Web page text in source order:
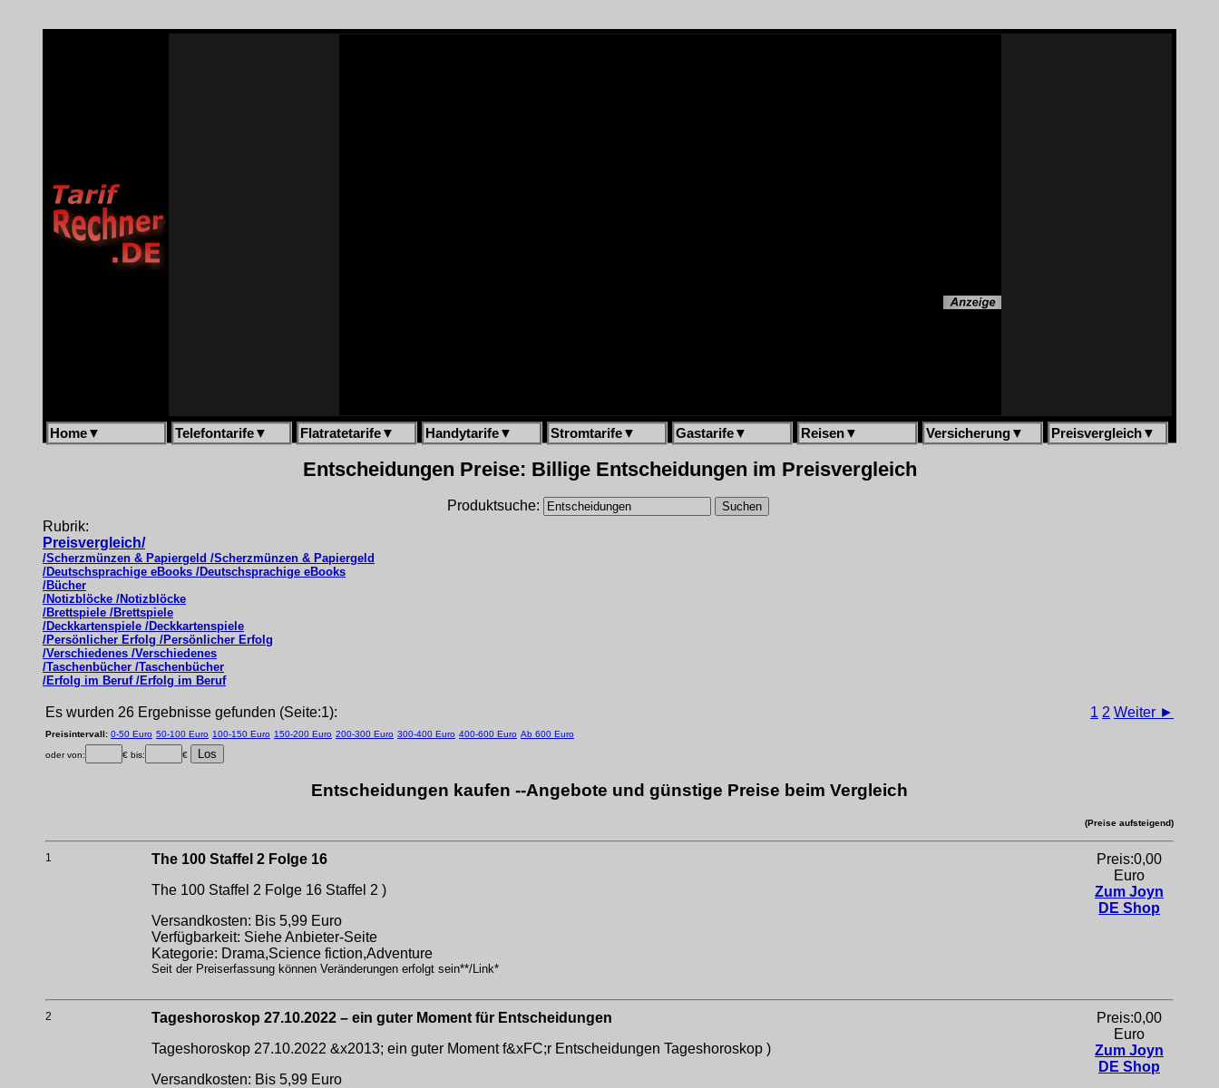
Home▼ Telefontarife▼ Flatratetarife▼ Handytarife▼ Stromtarife▼ Gastarife▼ Reisen▼ Versicherung▼ Preisvergleich▼
Entscheidungen Preise: Billige Entscheidungen im Preisvergleich
Produktsuche:
Rubrik:
Preisvergleich/
/Scherzmünzen & Papiergeld /Scherzmünzen & Papiergeld
/Deutschsprachige eBooks /Deutschsprachige eBooks
/Bücher
/Notizblöcke /Notizblöcke
/Brettspiele /Brettspiele
/Deckkartenspiele /Deckkartenspiele
/Persönlicher Erfolg /Persönlicher Erfolg
/Verschiedenes /Verschiedenes
/Taschenbücher /Taschenbücher
/Erfolg im Beruf /Erfolg im Beruf
Es wurden 26 Ergebnisse gefunden (Seite:1): 1 2 Weiter ►
Preisintervall: 0-50 Euro 50-100 Euro 100-150 Euro 150-200 Euro 200-300 Euro 300-400 Euro 400-600 Euro Ab 600 Euro
oder von: € bis: €
Entscheidungen kaufen --Angebote und günstige Preise beim Vergleich
(Preise aufsteigend)
1
The 100 Staffel 2 Folge 16
The 100 Staffel 2 Folge 16 Staffel 2 )
Versandkosten: Bis 5,99 Euro
Verfügbarkeit: Siehe Anbieter-Seite
Kategorie: Drama,Science fiction,Adventure
Seit der Preiserfassung können Veränderungen erfolgt sein**/Link*
Preis:0,00
Euro
Zum Joyn
DE Shop
2
Tageshoroskop 27.10.2022 – ein guter Moment für Entscheidungen
Tageshoroskop 27.10.2022 &x2013; ein guter Moment f&xFC;r Entscheidungen Tageshoroskop )
Versandkosten: Bis 5,99 Euro
Preis:0,00
Euro
Zum Joyn
DE Shop